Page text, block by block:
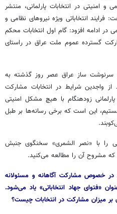
و امنیتی در انتخابات پارلمانی، منتشر
انتخاباتی ویژه نیروهای نظامی و
در ادامه افزود: گام اول انتخابات محکم
گسترده عموم ملت عراق در راستای
سرنوشت ساز عراق عصر روز گذشته به
و اعلام شد که ۶۹ درصد از واجدین شرایط در انتخابات مشارکت
زودهنگام با هیچ مشکل امنیتی
این است که برخی رسانه‌ها بر طبل
را با «نصر الشمری» سخنگوی جنبش
مشروح آن را مطالعه می‌کنید.
در خصوص مشارکت آگاهانه و مسئولانه
«فتوای جهاد انتخاباتی» یاد می‌شود.
بر میزان مشارکت در انتخابات چیست؟